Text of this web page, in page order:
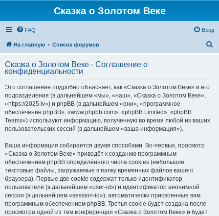
Сказка о Золотом Веке
FAQ Вход
На главную Список форумов
с
Сказка о Золотом Веке - Соглашение о
конфиденциальности
Это соглашение подробно объясняет, как «Сказка о Золотом Веке» и его
подразделения (в дальнейшем «мы», «наш», «Сказка о Золотом Веке»,
«https://2025.lv») и phpBB (в дальнейшем «они», «программное
обеспечение phpBB», «www.phpbb.com», «phpBB Limited», «phpBB
Teams») используют информацию, полученную во время любой из ваших
пользовательских сессий (в дальнейшем «ваша информация»).
Ваша информация собирается двумя способами. Во-первых, просмотр
«Сказка о Золотом Веке» приведёт к созданию программным
обеспечением phpBB определённого числа cookies (небольшие
текстовые файлы, загружаемые в папку временных файлов вашего
браузера). Первые две cookie содержат только идентификатор
пользователя (в дальнейшем «user-id») и идентификатор анонимной
сессии (в дальнейшем «session-id»), автоматически присвоенные вам
программным обеспечением phpBB. Третья cookie будет создана после
просмотра одной из тем конференции «Сказка о Золотом Веке» и будет